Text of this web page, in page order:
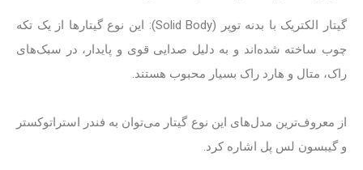
گیتار الکتریک با بدنه توپر (Solid Body): این نوع گیتارها از یک تکه
چوب ساخته شده‌اند و به دلیل صدایی قوی و پایدار، در سبک‌های
راک، متال و هارد راک بسیار محبوب هستند.
از معروف‌ترین مدل‌های این نوع گیتار می‌توان به فندر استراتوکستر
و گیبسون لس پل اشاره کرد.